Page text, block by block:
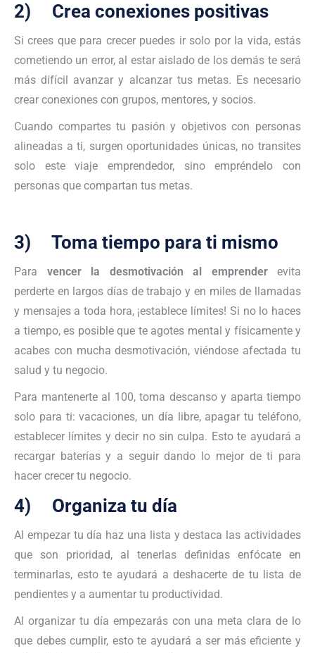
2) Crea conexiones positivas
Si crees que para crecer puedes ir solo por la vida, estás
cometiendo un error, al estar aislado de los demás te será
más difícil avanzar y alcanzar tus metas. Es necesario
crear conexiones con grupos, mentores, y socios.
Cuando compartes tu pasión y objetivos con personas
alineadas a ti, surgen oportunidades únicas, no transites
solo este viaje emprendedor, sino empréndelo con
personas que compartan tus metas.
3) Toma tiempo para ti mismo
Para vencer la desmotivación al emprenderevita
perderte en largos días de trabajo y en miles de llamadas
y mensajes a toda hora, ¡establece límites! Si no lo haces
a tiempo, es posible que te agotes mental y físicamente y
acabes con mucha desmotivación, viéndose afectada tu
salud y tu negocio.
Para mantenerte al 100, toma descanso y aparta tiempo
solo para ti: vacaciones, un día libre, apagar tu teléfono,
establecer límites y decir no sin culpa. Esto te ayudará a
recargar baterías y a seguir dando lo mejor de ti para
hacer crecer tu negocio.
4) Organiza tu día
Al empezar tu día haz una lista y destaca las actividades
que son prioridad, al tenerlas definidas enfócate en
terminarlas, esto te ayudará a deshacerte de tu lista de
pendientes y a aumentar tu productividad.
Al organizar tu día empezarás con una meta clara de lo
que debes cumplir, esto te ayudará a ser más eficiente y